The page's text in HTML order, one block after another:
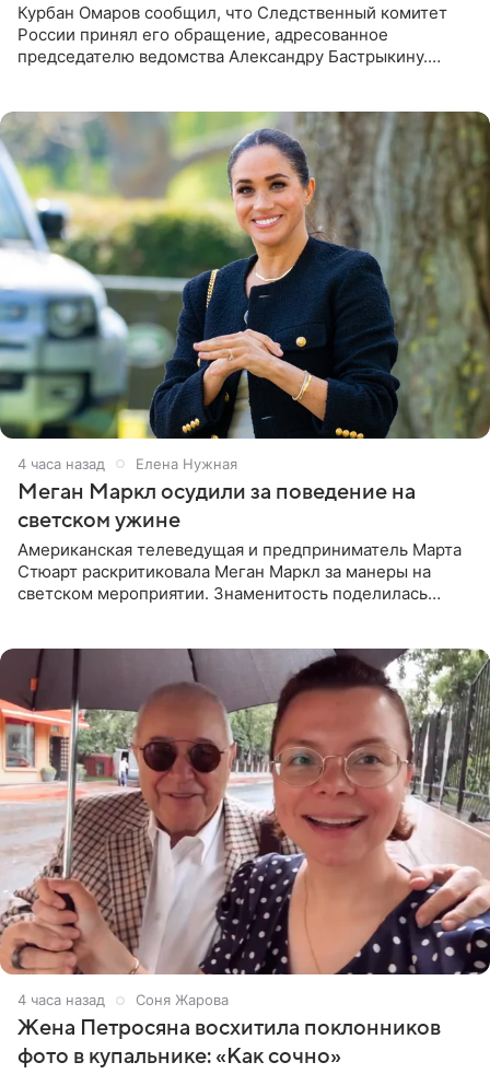
Курбан Омаров сообщил, что Следственный комитет
России принял его обращение, адресованное
председателю ведомства Александру Бастрыкину.
4 часа назад Елена Нужная
Меган Маркл осудили за поведение на
светском ужине
Американская телеведущая и предприниматель Марта
Стюарт раскритиковала Меган Маркл за манеры на
светском мероприятии. Знаменитость поделилась
4 часа назад Соня Жарова
Жена Петросяна восхитила поклонников
фото в купальнике: «Как сочно»